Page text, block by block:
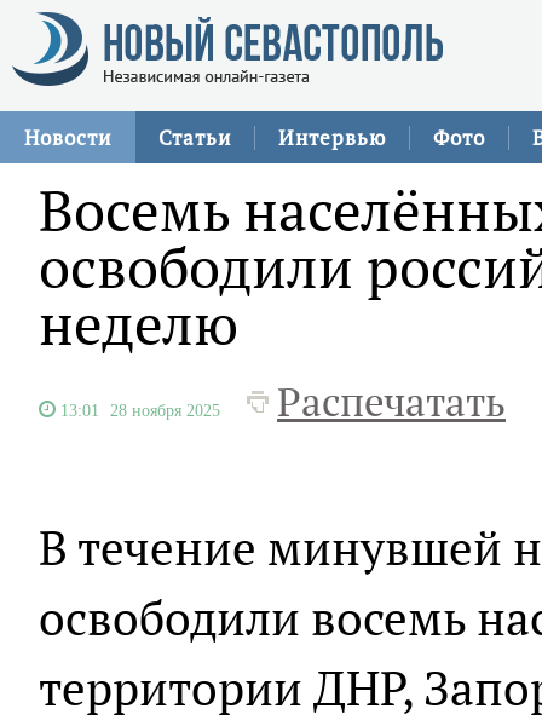
Новости Статьи Интервью Фото
Восемь
освободили
неделю
13:01 28 ноября 2025 Распечатать
В течение минувшей
освободили восемь
территории ДНР,